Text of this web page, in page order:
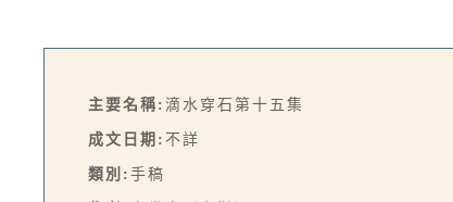
主要名稱: 滴水穿石第十五集
成文日期: 不詳
類別: 手稿